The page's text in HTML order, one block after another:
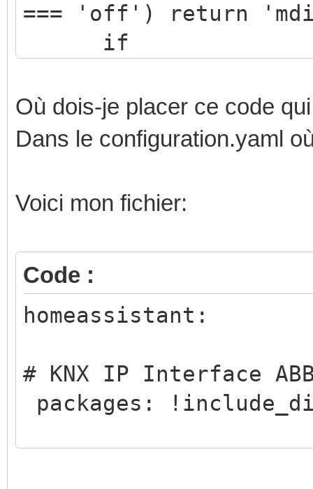
=== 'off') return
if
=== 'on') return
return
Où dois-je placer ce code
Dans le configuration.yaml
Voici mon fichier:
Code :
homeassistant:
# KNX IP Interface
packages: